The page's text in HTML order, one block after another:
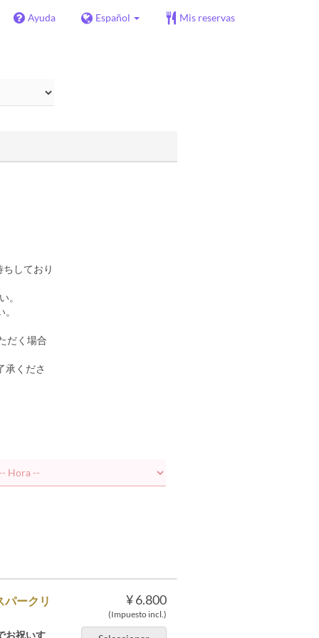
Ayuda Español Mis reservas
しており
。
だく場合
承くださ
¥ 6.800
(Impuesto incl.)
パークリ
お祝いす